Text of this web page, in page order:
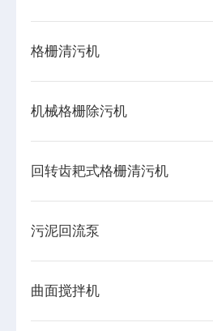
格栅清污机
机械格栅除污机
回转齿耙式格栅清污机
污泥回流泵
曲面搅拌机